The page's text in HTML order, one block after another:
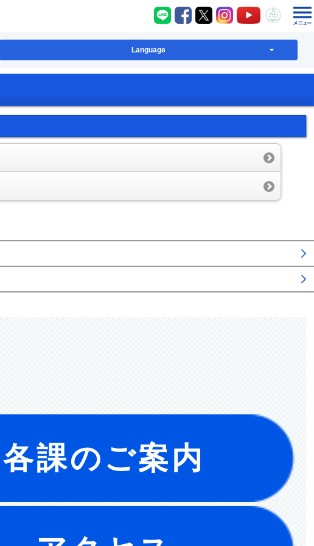
八千代町LINE
八千代町Facebook
八千代町X八千代町Instagram
八千代町八千代
Language
各課のご案内